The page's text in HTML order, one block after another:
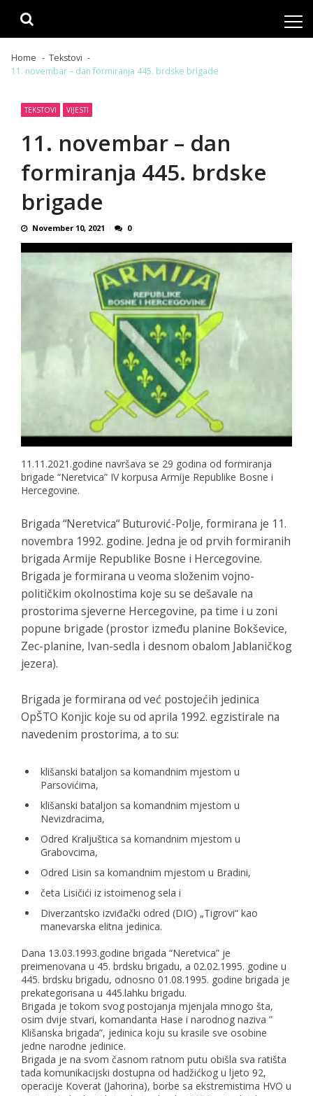
Home
Tekstovi
11. novembar – dan formiranja 445. brdske brigade
TEKSTOVI VIJESTI
11. novembar – dan
formiranja 445. brdske
brigade
November 10, 2021 0
11.11.2021.godine navršava se 29 godina od formiranja
brigade “Neretvica” IV korpusa Armije Republike Bosne i
Hercegovine.
Brigada “Neretvica“ Buturović-Polje, formirana je 11.
novembra 1992. godine. Jedna je od prvih formiranih
brigada Armije Republike Bosne i Hercegovine.
Brigada je formirana u veoma složenim vojno-
političkim okolnostima koje su se dešavale na
prostorima sjeverne Hercegovine, pa time i u zoni
popune brigade (prostor između planine Bokševice,
Zec-planine, Ivan-sedla i desnom obalom Jablaničkog
jezera).
Brigada je formirana od već postojećih jedinica
OpŠTO Konjic koje su od aprila 1992. egzistirale na
navedenim prostorima, a to su:
klišanski bataljon sa komandnim mjestom u
Parsovićima,
klišanski bataljon sa komandnim mjestom u
Nevizdracima,
Odred Kraljuštica sa komandnim mjestom u
Grabovcima,
Odred Lisin sa komandnim mjestom u Bradini,
četa Lisičići iz istoimenog sela i
Diverzantsko izviđački odred (DIO) „Tigrovi“ kao
manevarska elitna jedinica.
Dana 13.03.1993.godine brigada “Neretvica” je
preimenovana u 45. brdsku brigadu, a 02.02.1995. godine u
445. brdsku brigadu, odnosno 01.08.1995. godine brigada je
prekategorisana u 445.lahku brigadu.
Brigada je tokom svog postojanja mjenjala mnogo šta,
osim dvije stvari, komandanta Hase i narodnog naziva ”
Klišanska brigada”, jedinica koju su krasile sve osobine
jedne narodne jedinice.
Brigada je na svom časnom ratnom putu obišla sva ratišta
tada komunikacijski dostupna od hadžićkog u ljeto 92,
operacije Koverat (Jahorina), borbe sa ekstremistima HVO u